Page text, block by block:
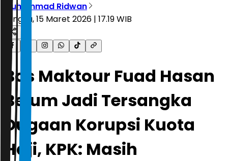
Muhammad Ridwan
Minggu, 15 Maret 2026 | 17.19 WIB
Bos Maktour Fuad Hasan
Belum Jadi Tersangka
Dugaan Korupsi Kuota
Haji, KPK: Masih